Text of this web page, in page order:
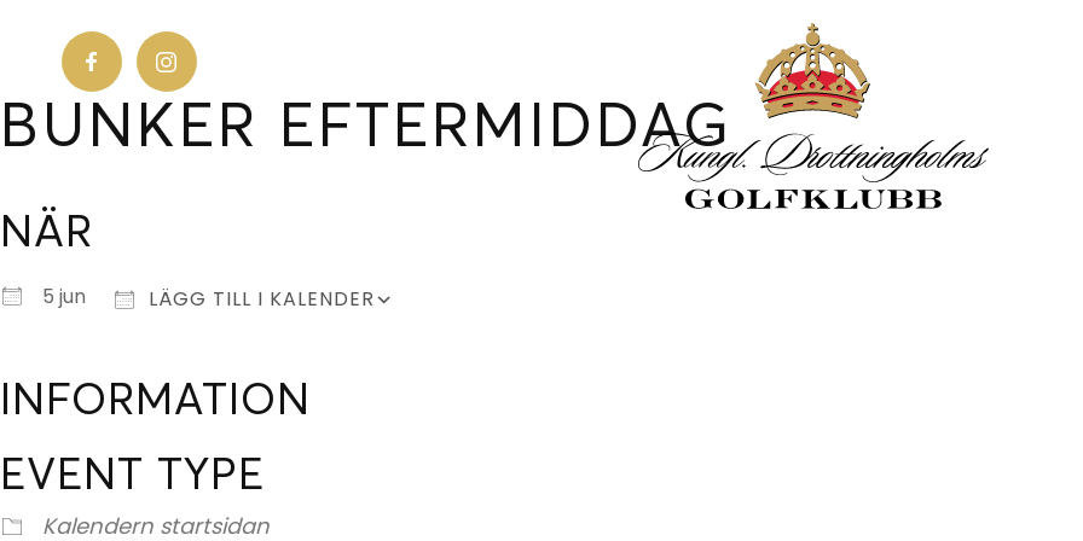
BUNKER EFTERMIDDAG
NÄR
5 jun LÄGG TILL I KALENDER
Ladda ner ICS
INFORMATION
EVENT TYPE
Kalendern startsidan